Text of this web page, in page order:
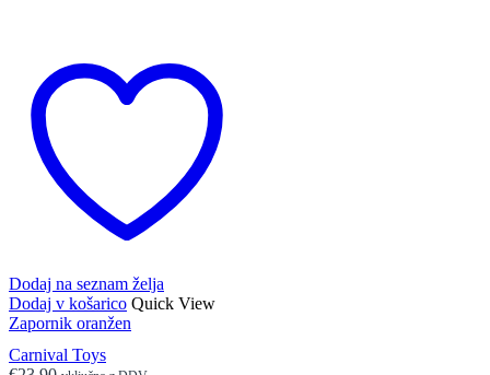
Dodaj na seznam želja
Dodaj v košarico Quick View
Zapornik oranžen
Carnival Toys